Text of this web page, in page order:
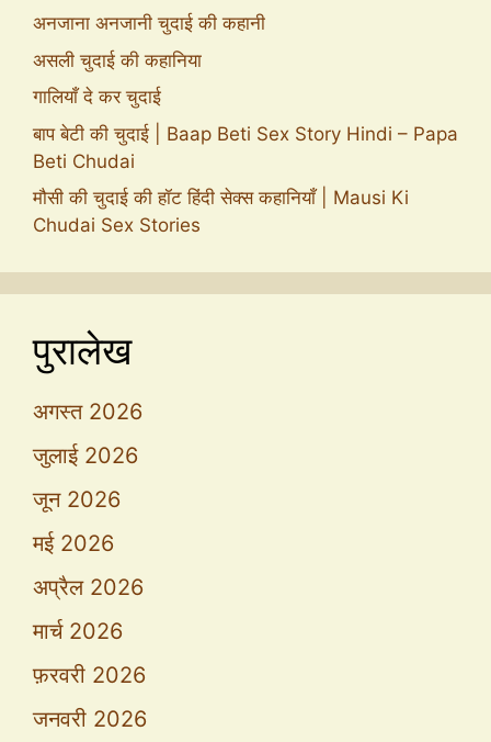
अनजाना अनजानी चुदाई की कहानी
असली चुदाई की कहानिया
गालियाँ दे कर चुदाई
बाप बेटी की चुदाई | Baap Beti Sex Story Hindi – Papa
Beti Chudai
मौसी की चुदाई की हॉट हिंदी सेक्स कहानियाँ | Mausi Ki
Chudai Sex Stories
पुरालेख
अगस्त 2026
जुलाई 2026
जून 2026
मई 2026
अप्रैल 2026
मार्च 2026
फ़रवरी 2026
जनवरी 2026